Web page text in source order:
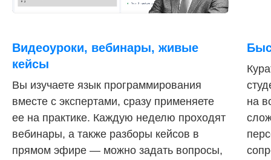
Видеоуроки, вебинары, живые
кейсы
Вы изучаете язык программирования
вместе с экспертами, сразу применяете
ее на практике. Каждую неделю проходят
вебинары, а также разборы кейсов в
прямом эфире — можно задать вопросы,
на